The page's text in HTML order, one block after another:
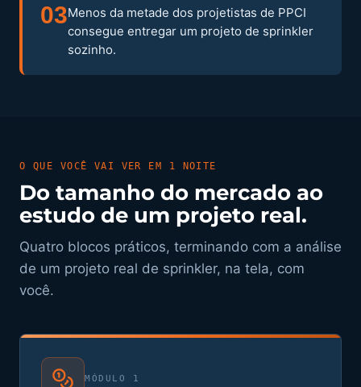
03Menos da metade dos projetistas de PPCI
consegue entregar um projeto de sprinkler
sozinho.
O QUE VOCÊ VAI VER EM 1 NOITE
Do tamanho do mercado ao
estudo de um projeto real.
Quatro blocos práticos, terminando com a análise
de um projeto real de sprinkler, na tela, com
você.
MÓDULO 1